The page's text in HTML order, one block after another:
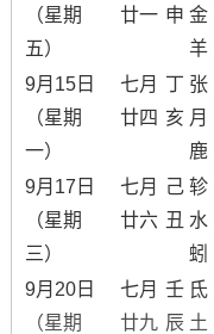
（星期
五）
廿一 申 金
羊
9月15日
（星期
一）
七月
廿四
丁
亥
张
月
鹿
9月17日
（星期
三）
七月
廿六
己
丑
轸
水
蚓
9月20日
（星期
七月
廿九
壬
辰
氐
土